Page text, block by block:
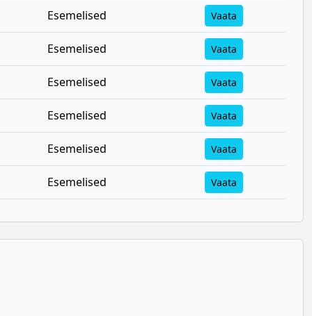
Esemelised Vaata
Esemelised Vaata
Esemelised Vaata
Esemelised Vaata
Esemelised Vaata
Esemelised Vaata